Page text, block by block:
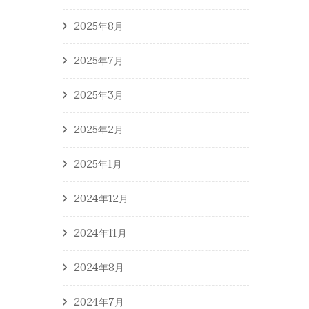
2025年8月
2025年7月
2025年3月
2025年2月
2025年1月
2024年12月
2024年11月
2024年8月
2024年7月